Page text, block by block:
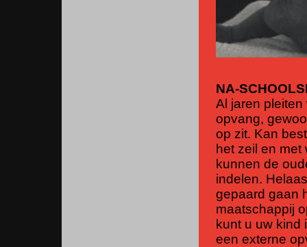
NA-
Al jaren
opvang,
op zit. Kan
het zeil en
kunnen de
indelen.
gepaard gaan
maatschappij
kunt u uw kind
een externe